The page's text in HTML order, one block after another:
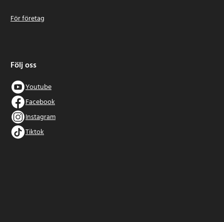
För företag
Följ oss
Youtube
Facebook
Instagram
Tiktok